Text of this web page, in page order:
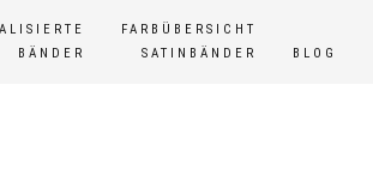
BÄNDER
FARBÜBERSICHT
SATINBÄNDER
BLOG